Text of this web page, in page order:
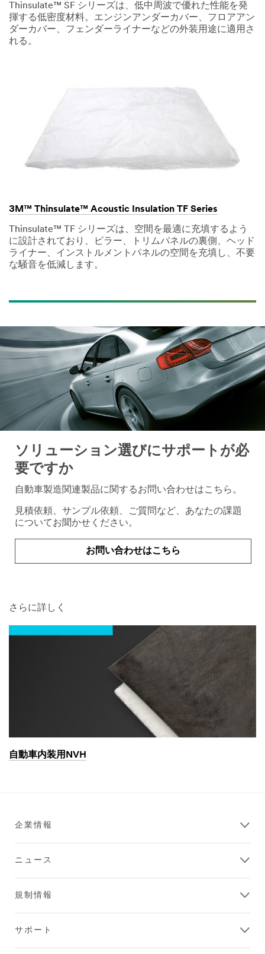
Thinsulate™ SF シリーズは、低中周波で優れた性能を発
揮する低密度材料。エンジンアンダーカバー、フロアアン
ダーカバー、フェンダーライナーなどの外装用途に適用さ
れる。
3M™ Thinsulate™ Acoustic Insulation TF Series
Thinsulate™ TF シリーズは、空間を最適に充填するよう
に設計されており、ピラー、トリムパネルの裏側、ヘッド
ライナー、インストルメントパネルの空間を充填し、不要
な騒音を低減します。
ソリューション選びにサポートが必
要ですか
自動車製造関連製品に関するお問い合わせはこちら。
見積依頼、サンプル依頼、ご質問など、あなたの課題
についてお聞かせください。
お問い合わせはこちら
さらに詳しく
自動車内装用NVH
企業情報
ニュース
規制情報
サポート